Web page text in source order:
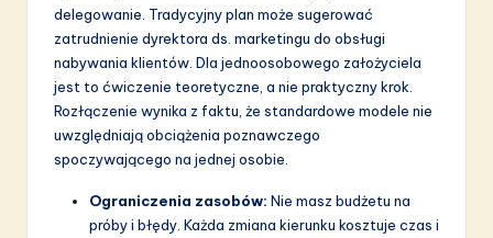
delegowanie. Tradycyjny plan może sugerować
zatrudnienie dyrektora ds. marketingu do obsługi
nabywania klientów. Dla jednoosobowego założyciela
jest to ćwiczenie teoretyczne, a nie praktyczny krok.
Rozłączenie wynika z faktu, że standardowe modele nie
uwzględniają obciążenia poznawczego
spoczywającego na jednej osobie.
Ograniczenia zasobów: Nie masz budżetu na
próby i błędy. Każda zmiana kierunku kosztuje czas i